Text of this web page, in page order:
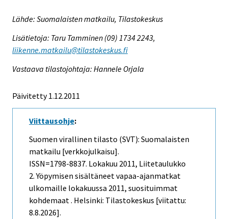
Lähde: Suomalaisten matkailu, Tilastokeskus
Lisätietoja: Taru Tamminen (09) 1734 2243,
liikenne.matkailu@tilastokeskus.fi
Vastaava tilastojohtaja: Hannele Orjala
Päivitetty 1.12.2011
Viittausohje:
Suomen virallinen tilasto (SVT): Suomalaisten
matkailu [verkkojulkaisu].
ISSN=1798-8837. Lokakuu 2011, Liitetaulukko
2. Yöpymisen sisältäneet vapaa-ajanmatkat
ulkomaille lokakuussa 2011, suosituimmat
kohdemaat . Helsinki: Tilastokeskus [viitattu:
8.8.2026].